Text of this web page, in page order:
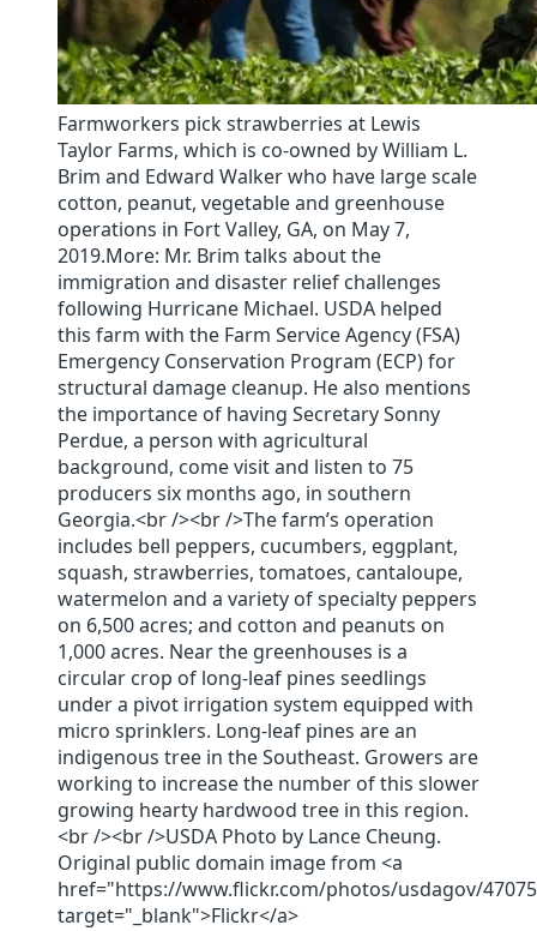
Farmworkers pick strawberries at Lewis
Taylor Farms, which is co-owned by William L.
Brim and Edward Walker who have large scale
cotton, peanut, vegetable and greenhouse
operations in Fort Valley, GA, on May 7,
2019.More: Mr. Brim talks about the
immigration and disaster relief challenges
following Hurricane Michael. USDA helped
this farm with the Farm Service Agency (FSA)
Emergency Conservation Program (ECP) for
structural damage cleanup. He also mentions
the importance of having Secretary Sonny
Perdue, a person with agricultural
background, come visit and listen to 75
producers six months ago, in southern
Georgia.<br /><br />The farm’s operation
includes bell peppers, cucumbers, eggplant,
squash, strawberries, tomatoes, cantaloupe,
watermelon and a variety of specialty peppers
on 6,500 acres; and cotton and peanuts on
1,000 acres. Near the greenhouses is a
circular crop of long-leaf pines seedlings
under a pivot irrigation system equipped with
micro sprinklers. Long-leaf pines are an
indigenous tree in the Southeast. Growers are
working to increase the number of this slower
growing hearty hardwood tree in this region.
<br /><br />USDA Photo by Lance Cheung.
Original public domain image from <a
href="https://www.flickr.com/photos/usdagov/
target="_blank">Flickr</a>